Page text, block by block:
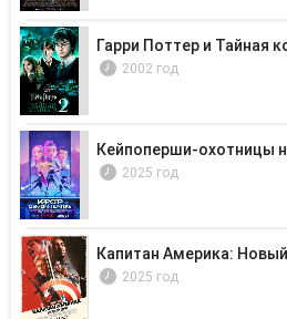
Гарри Поттер и Тайная
2002 год
Кейпоперши-охотницы
2025 год
Капитан Америка:
2025 год